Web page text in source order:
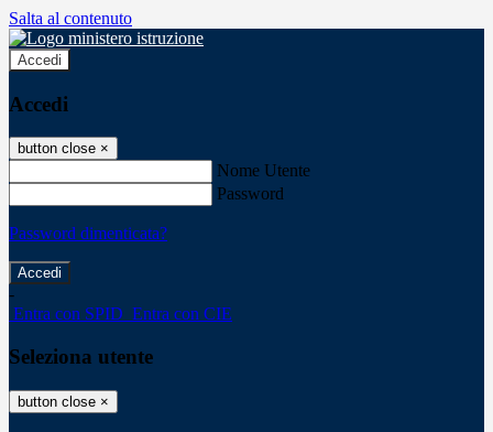
Salta al contenuto
Accedi
Accedi
button close ×
Nome Utente
Password
Password dimenticata?
-
Entra con SPID Entra con CIE
Seleziona utente
button close ×